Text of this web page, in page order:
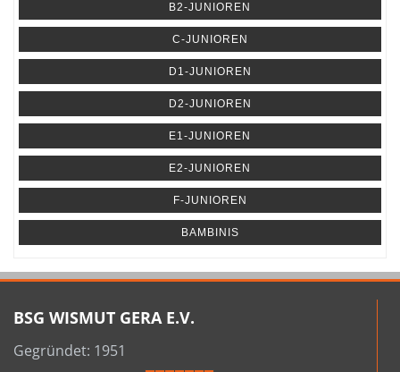
B2-JUNIOREN
C-JUNIOREN
D1-JUNIOREN
D2-JUNIOREN
E1-JUNIOREN
E2-JUNIOREN
F-JUNIOREN
BAMBINIS
BSG WISMUT GERA E.V.
Gegründet: 1951